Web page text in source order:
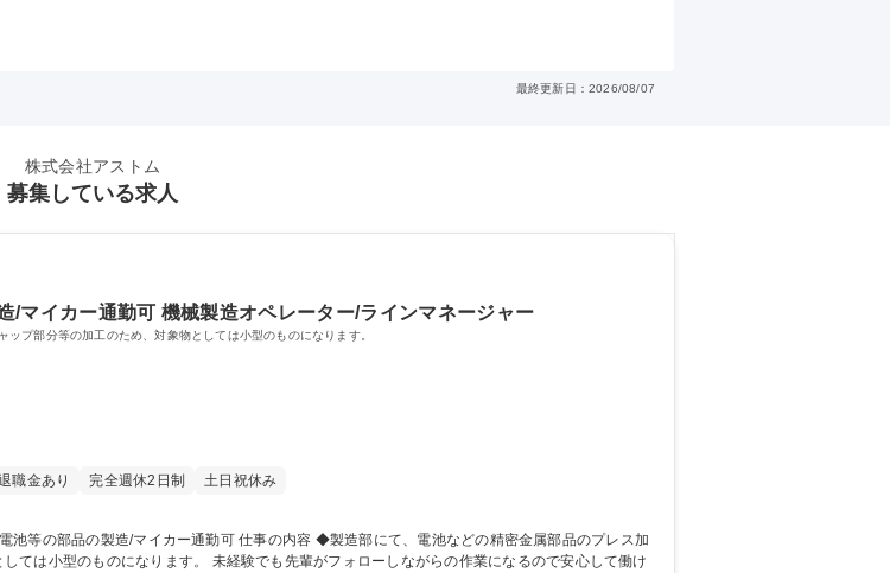
最終更新日：2026/08/07
株式会社アストム
募集している求人
マイカー通勤可 機械製造オペレーター/ラインマネージャー
プ部分等の加工のため、対象物としては小型のものになります。
職金あり 完全週休2日制 土日祝休み
フォローしながらの作業になるので安心して働け